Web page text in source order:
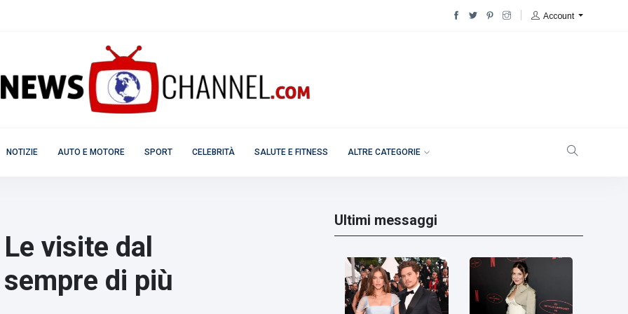
Account
NOTIZIE AUTO E MOTORE SPORT CELEBRITÀ SALUTE E FITNESS ALTRE CATEGORIE
visite dal
di più
Ultimi messaggi